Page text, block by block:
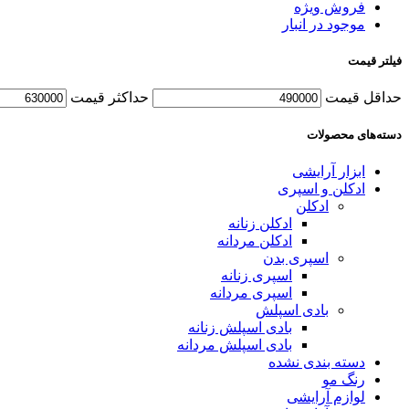
فروش ویژه
موجود در انبار
فیلتر قیمت
حداقل قیمت حداکثر قیمت
دسته‌های محصولات
ابزار آرایشی
ادکلن و اسپری
ادکلن
ادکلن زنانه
ادکلن مردانه
اسپری بدن
اسپری زنانه
اسپری مردانه
بادی اسپلش
بادی اسپلش زنانه
بادی اسپلش مردانه
دسته بندی نشده
رنگ مو
لوازم آرایشی